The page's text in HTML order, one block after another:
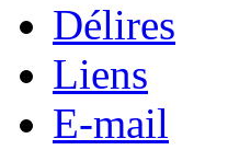
Délires
Liens
E-mail